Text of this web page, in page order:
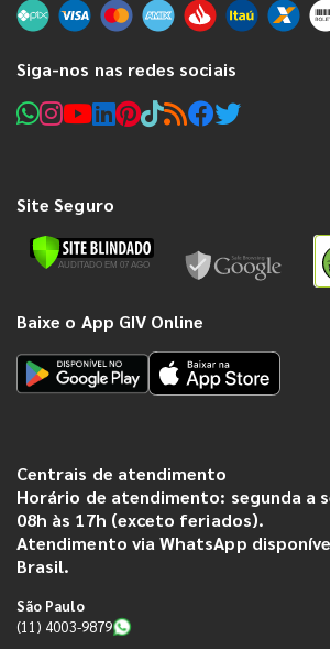
Siga-nos nas redes sociais
Site Seguro
Baixe o App GIV Online
Centrais de atendimento
Horário de atendimento: segunda a
08h às 17h (exceto feriados).
Atendimento via WhatsApp
Brasil.
São Paulo
(11) 4003-9879